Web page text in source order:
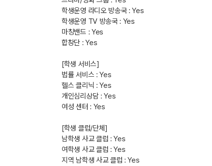
학생운영 라디오 방송국 : Yes
학생운영 TV 방송국 : Yes
마칭밴드 : Yes
합창단 : Yes
[학생 서비스]
법률 서비스 : Yes
헬스 클리닉 : Yes
개인심리상담 : Yes
여성 센터 : Yes
[학생 클럽/단체]
남학생 사교 클럽 : Yes
여학생 사교 클럽 : Yes
지역 남학생 사교 클럽 : Yes